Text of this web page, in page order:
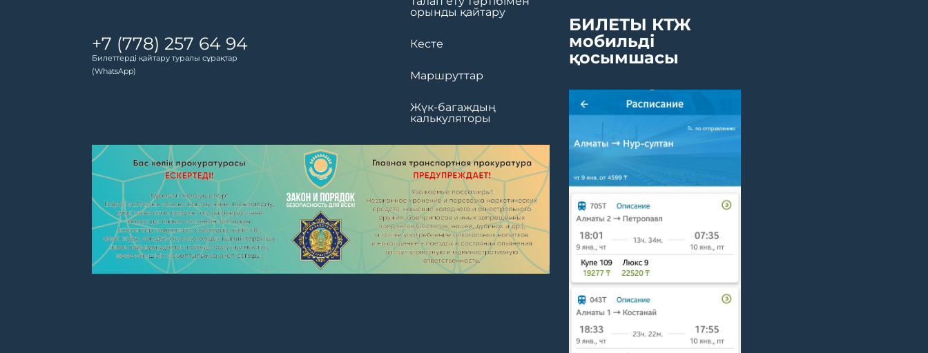
+7 (778) 257 64 94
Билеттерді қайтару туралы сұрақтар
(WhatsApp)
орынды қайтару
Кесте
Маршруттар
Жүк-багаждың
калькуляторы
БИЛЕТЫ КТЖ
мобильді
қосымшасы